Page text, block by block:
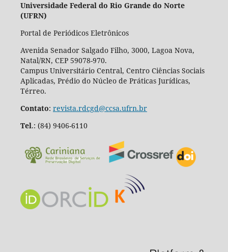
Universidade Federal do Rio Grande do Norte
(UFRN)
Portal de Periódicos Eletrônicos
Avenida Senador Salgado Filho, 3000, Lagoa Nova,
Natal/RN, CEP 59078-970.
Campus Universitário Central, Centro Ciências Sociais
Aplicadas, Prédio do Núcleo de Práticas Jurídicas,
Térreo.
Contato: revista.rdcgd@ccsa.ufrn.br
Tel.: (84) 9406-6110